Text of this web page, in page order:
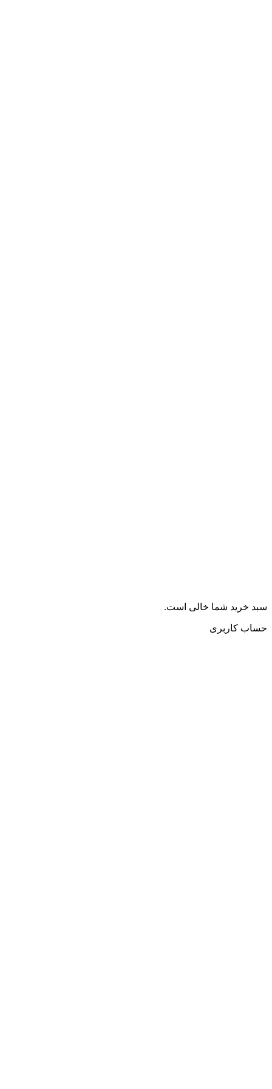
سبد خرید شما خالی است.
حساب کاربری